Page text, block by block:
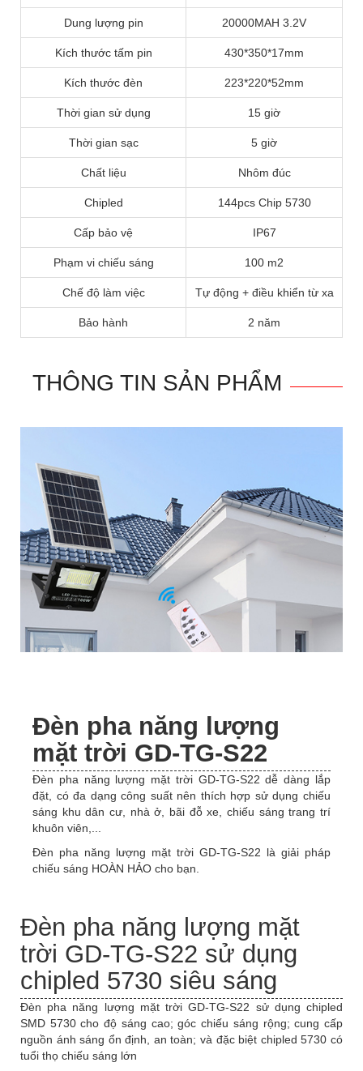
Dung lượng pin 20000MAH 3.2V
Kích thước tấm pin 430*350*17mm
Kích thước đèn 223*220*52mm
Thời gian sử dụng 15 giờ
Thời gian sạc 5 giờ
Chất liệu Nhôm đúc
Chipled 144pcs Chip 5730
Cấp bảo vệ IP67
Phạm vi chiếu sáng 100 m2
Chế độ làm việc Tự động + điều khiển từ xa
Bảo hành 2 năm
THÔNG TIN SẢN PHẨM
Đèn pha năng lượng
mặt trời GD-TG-S22
Đèn pha năng lượng mặt trời GD-TG-S22 dễ dàng lắp
đặt, có đa dạng công suất nên thích hợp sử dụng chiếu
sáng khu dân cư, nhà ở, bãi đỗ xe, chiếu sáng trang trí
khuôn viên,...
Đèn pha năng lượng mặt trời GD-TG-S22 là giải pháp
chiếu sáng HOÀN HẢO cho bạn.
Đèn pha năng lượng mặt
trời GD-TG-S22 sử dụng
chipled 5730 siêu sáng
Đèn pha năng lượng mặt trời GD-TG-S22 sử dụng chipled
SMD 5730 cho độ sáng cao; góc chiếu sáng rộng; cung cấp
nguồn ánh sáng ổn định, an toàn; và đặc biệt chipled 5730 có
tuổi thọ chiếu sáng lớn